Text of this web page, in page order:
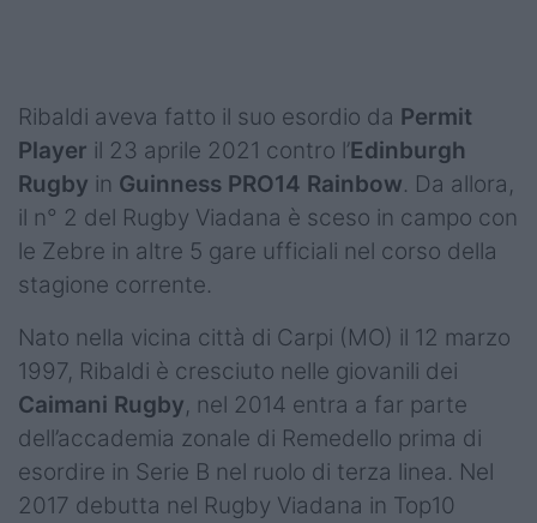
Ribaldi aveva fatto il suo esordio da Permit
Player il 23 aprile 2021 contro l’Edinburgh
Rugby in Guinness PRO14 Rainbow. Da allora,
il n° 2 del Rugby Viadana è sceso in campo con
le Zebre in altre 5 gare ufficiali nel corso della
stagione corrente.
Nato nella vicina città di Carpi (MO) il 12 marzo
1997, Ribaldi è cresciuto nelle giovanili dei
Caimani Rugby, nel 2014 entra a far parte
dell’accademia zonale di Remedello prima di
esordire in Serie B nel ruolo di terza linea. Nel
2017 debutta nel Rugby Viadana in Top10